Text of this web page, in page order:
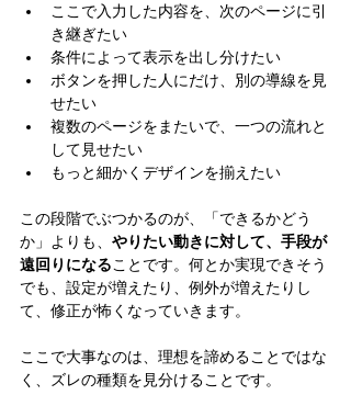
ここで入力した内容を、次のページに引
き継ぎたい
条件によって表示を出し分けたい
ボタンを押した人にだけ、別の導線を見
せたい
複数のページをまたいで、一つの流れと
して見せたい
もっと細かくデザインを揃えたい
この段階でぶつかるのが、「できるかどう
か」よりも、 やりたい動きに対して、手段が
遠回りになることです。何とか実現できそう
でも、設定が増えたり、例外が増えたりし
て、修正が怖くなっていきます。
ここで大事なのは、理想を諦めることではな
く、ズレの種類を見分けることです。